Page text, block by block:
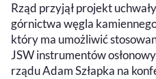
Rząd przyjął projekt
górnictwa węgla
który ma umożliwić
JSW instrumentów
rządu Adam Szłapka na